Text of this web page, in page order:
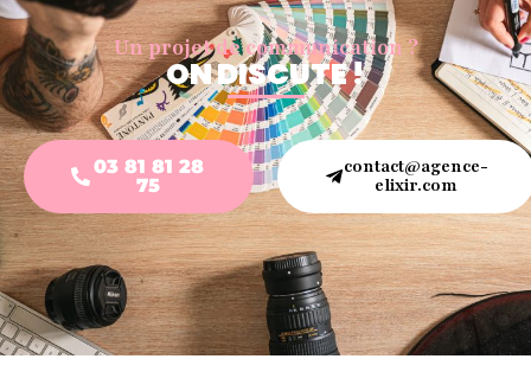
Un projet de communication ?
ON DISCUTE !
03 81 81 28
75
contact@agence-
elixir.com